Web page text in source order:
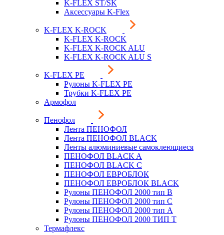
K-FLEX ST/SK
Аксессуары K-Flex
K-FLEX K-ROCK
K-FLEX K-ROCK
K-FLEX K-ROCK ALU
K-FLEX K-ROCK ALU S
K-FLEX PE
Рулоны K-FLEX PE
Трубки K-FLEX PE
Армофол
Пенофол
Лента ПЕНОФОЛ
Лента ПЕНОФОЛ BLACK
Ленты алюминиевые самоклеющиеся
ПЕНОФОЛ BLACK A
ПЕНОФОЛ BLACK С
ПЕНОФОЛ ЕВРОБЛОК
ПЕНОФОЛ ЕВРОБЛОК BLACK
Рулоны ПЕНОФОЛ 2000 тип B
Рулоны ПЕНОФОЛ 2000 тип C
Рулоны ПЕНОФОЛ 2000 тип А
Рулоны ПЕНОФОЛ 2000 ТИП Т
Термафлекс